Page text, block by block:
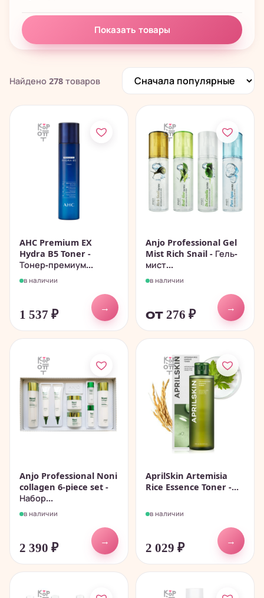
Показать товары
Найдено 278 товаров
AHC Premium EX
Hydra B5 Toner -
Тонер-премиум...
в наличии
1 537 ₽
→
Anjo Professional Gel
Mist Rich Snail - Гель-
мист...
в наличии
от 276 ₽
→
Anjo Professional Noni
collagen 6-piece set -
Набор...
в наличии
2 390 ₽
→
AprilSkin Artemisia
Rice Essence Toner -...
в наличии
2 029 ₽
→